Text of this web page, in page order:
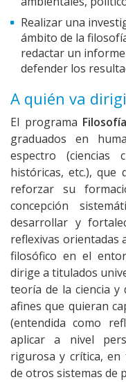
Realizar una
ámbito de la
redactar un
defender los
A quién va
El programa
graduados en
espectro (ciencias
históricas, etc.), que
reforzar su
concepción
desarrollar y
reflexivas orientadas
filosófico en el
dirige a titulados
teoría de la ciencia
afines que quieran
(entendida como
aplicar a nivel
rigurosa y crítica,
de otros sistemas de